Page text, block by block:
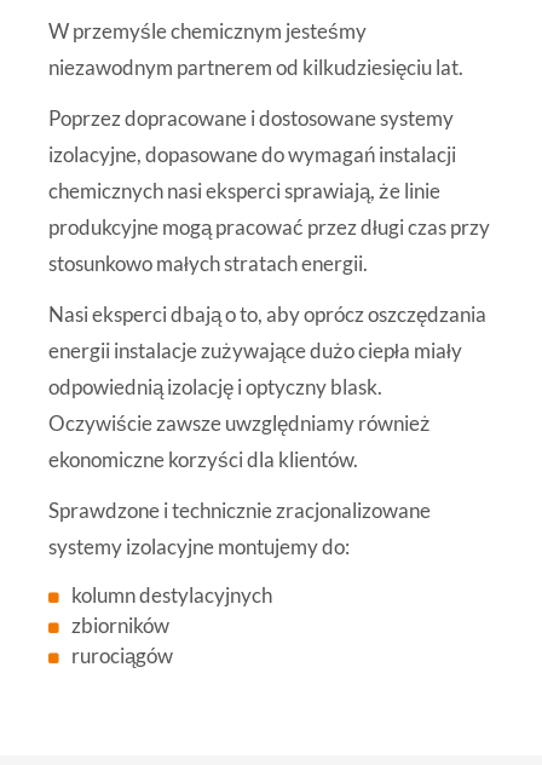
W przemyśle chemicznym jesteśmy
niezawodnym partnerem od kilkudziesięciu lat.
Poprzez dopracowane i dostosowane systemy
izolacyjne, dopasowane do wymagań instalacji
chemicznych nasi eksperci sprawiają, że linie
produkcyjne mogą pracować przez długi czas przy
stosunkowo małych stratach energii.
Nasi eksperci dbają o to, aby oprócz oszczędzania
energii instalacje zużywające dużo ciepła miały
odpowiednią izolację i optyczny blask.
Oczywiście zawsze uwzględniamy również
ekonomiczne korzyści dla klientów.
Sprawdzone i technicznie zracjonalizowane
systemy izolacyjne montujemy do:
kolumn destylacyjnych
zbiorników
rurociągów